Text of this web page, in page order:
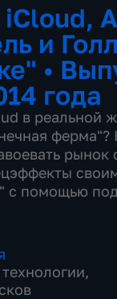
и
•
года
в реальной
ферма"?
рынок
с помощью
технологии,